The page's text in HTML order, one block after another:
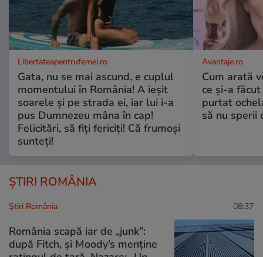
Libertateapentrufemei.ro
Gata, nu se mai ascund, e cuplul
momentului în România! A ieșit
soarele și pe strada ei, iar lui i-a
pus Dumnezeu mâna în cap!
Felicitări, să fiți fericiți! Că frumoși
sunteți!
Avantaje.ro
Cum arată
ce și-a
purtat
să nu sperii
ȘTIRI ROMÂNIA
Știri România 08:37
România scapă iar de „junk”:
după Fitch, și Moody’s menține